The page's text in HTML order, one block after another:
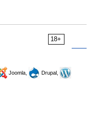
18+
Joomla,
Drupal,